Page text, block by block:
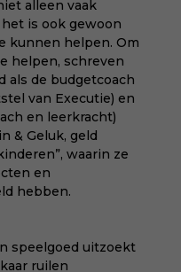
alleen vaak
is ook gewoon
kunnen helpen. Om
helpen, schreven
als de budgetcoach
van Executie) en
en leerkracht)
& Geluk, geld
waarin ze
en
hebben.
speelgoed uitzoekt
ruilen